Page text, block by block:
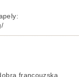
francouzska